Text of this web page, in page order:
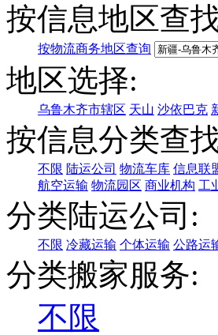
按信息地区查
按物流商务地区查询
地区选择:
乌鲁木齐市辖区 天山 沙依巴克
按信息分类查
不限 陆运公司 物流车库 信息联
航空运输 物流园区 商业机构 工
分类陆运公司:
不限 冷藏运输 个体运输 公路运
分类搬家服务:
不限